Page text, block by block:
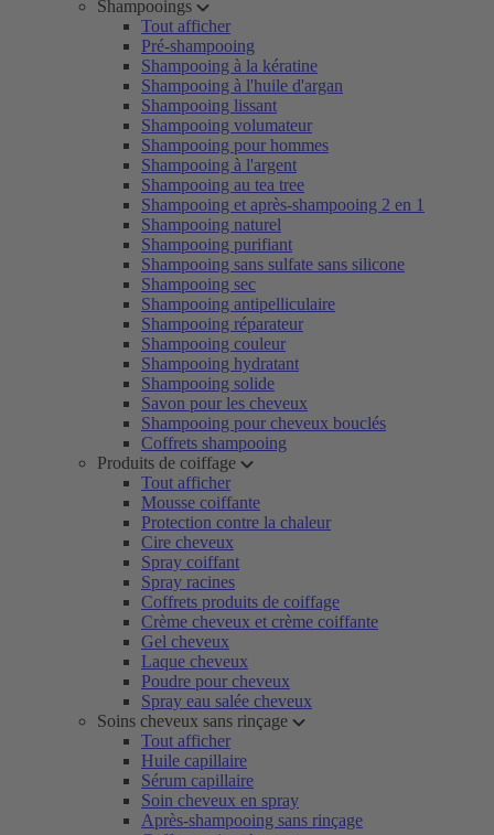
Shampooings
Tout afficher
Pré-shampooing
Shampooing à la kératine
Shampooing à l'huile d'argan
Shampooing lissant
Shampooing volumateur
Shampooing pour hommes
Shampooing à l'argent
Shampooing au tea tree
Shampooing et après-shampooing 2 en 1
Shampooing naturel
Shampooing purifiant
Shampooing sans sulfate sans silicone
Shampooing sec
Shampooing antipelliculaire
Shampooing réparateur
Shampooing couleur
Shampooing hydratant
Shampooing solide
Savon pour les cheveux
Shampooing pour cheveux bouclés
Coffrets shampooing
Produits de coiffage
Tout afficher
Mousse coiffante
Protection contre la chaleur
Cire cheveux
Spray coiffant
Spray racines
Coffrets produits de coiffage
Crème cheveux et crème coiffante
Gel cheveux
Laque cheveux
Poudre pour cheveux
Spray eau salée cheveux
Soins cheveux sans rinçage
Tout afficher
Huile capillaire
Sérum capillaire
Soin cheveux en spray
Après-shampooing sans rinçage